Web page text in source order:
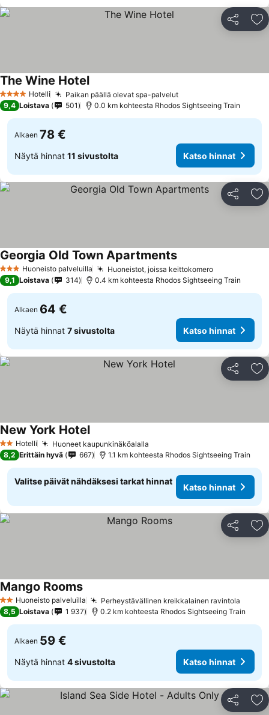
Jaa
4 Tähtiluokitus
Hotelli Paikan päällä olevat spa-palvelutKatso hinnat
The Wine HotelKatso hinnat
9,4 Loistava 501 0.0 km kohteesta Rhodos Sightseeing Train
Alkaen 78 €
Näytä hinnat 11 sivustolta Katso hinnat
Jaa
3 Tähtiluokitus
Huoneisto palveluilla Huoneistot, joissa keittokomeroKatso hinnat
Georgia Old Town ApartmentsKatso hinnat
9,1 Loistava 314 0.4 km kohteesta Rhodos Sightseeing Train
Alkaen 64 €
Näytä hinnat 7 sivustolta Katso hinnat
Jaa
2 Tähtiluokitus
Hotelli Huoneet kaupunkinäköalalla
New York HotelKatso hinnat
8,2 Erittäin hyvä 667 1.1 km kohteesta Rhodos Sightseeing Train
Valitse päivät nähdäksesi tarkat hinnat
Katso hinnat
Jaa
2 Tähtiluokitus
Huoneisto palveluilla Perheystävällinen kreikkalainen ravintola
Mango RoomsKatso hinnat
8,5 Loistava 1 937 0.2 km kohteesta Rhodos Sightseeing Train
Alkaen 59 €
Näytä hinnat 4 sivustolta Katso hinnat
Jaa